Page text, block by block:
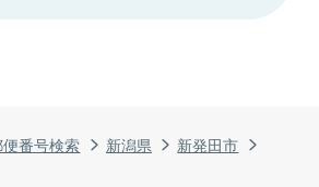
番号検索 新潟県
新発田市